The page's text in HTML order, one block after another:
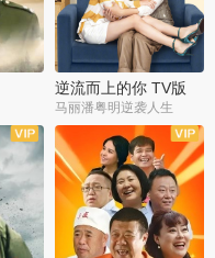
逆流而上的你 TV版
马丽潘粤明逆袭人生
全35集